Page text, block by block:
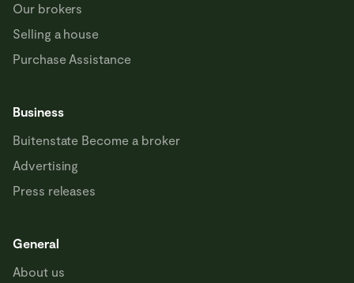
Our brokers
Selling a house
Purchase Assistance
Business
Buitenstate Become a broker
Advertising
Press releases
General
About us